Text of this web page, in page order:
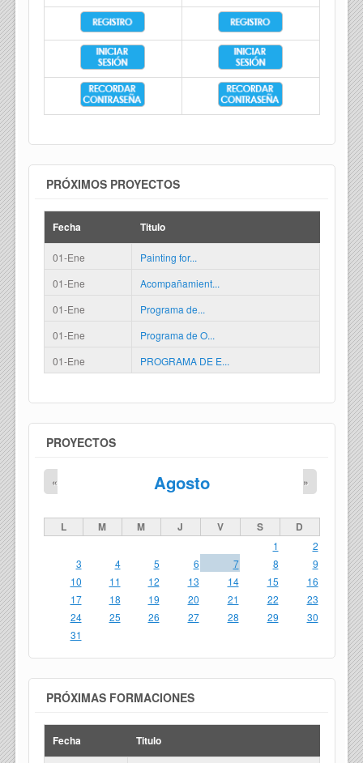
PRÓXIMOS PROYECTOS
Fecha Titulo
01-Ene
Painting for...
01-Ene
Acompañamient...
01-Ene
Programa de...
01-Ene
Programa de O...
01-Ene
PROGRAMA DE E...
PROYECTOS
Agosto
« »
L M M J V S D
1
2
3
4 5 6 7 8
9
10
11 12 13 14 15
16
17
18 19 20 21 22
23
24
25 26 27 28 29
30
31
PRÓXIMAS FORMACIONES
Fecha Titulo